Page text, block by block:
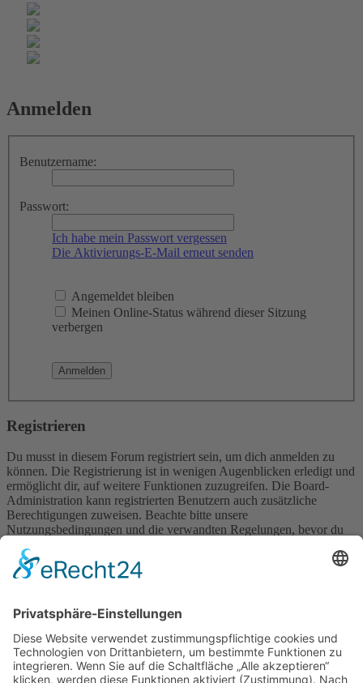
Anmelden
Benutzername:
Passwort:
Ich habe mein Passwort vergessen
Die Aktivierungs-E-Mail erneut senden
Angemeldet bleiben
Meinen Online-Status während dieser Sitzung
verbergen
Registrieren
Du musst in diesem Forum registriert sein, um dich anmelden zu
können. Die Registrierung ist in wenigen Augenblicken erledigt und
ermöglicht dir, auf weitere Funktionen zuzugreifen. Die Board-
Administration kann registrierten Benutzern auch zusätzliche
Berechtigungen zuweisen. Beachte bitte unsere
Nutzungsbedingungen und die verwandten Regelungen, bevor du
wenn du dich in diesem Board bewegst.
Foren-Übersicht
Alle Zeiten sindUTC+02:00